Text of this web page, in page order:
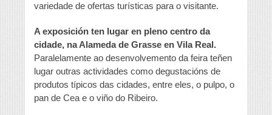
variedade de ofertas turísticas para o visitante.
A exposición ten lugar en pleno centro da
cidade, na Alameda de Grasse en Vila Real.
Paralelamente ao desenvolvemento da feira teñen
lugar outras actividades como degustacións de
produtos típicos das cidades, entre eles, o pulpo, o
pan de Cea e o viño do Ribeiro.